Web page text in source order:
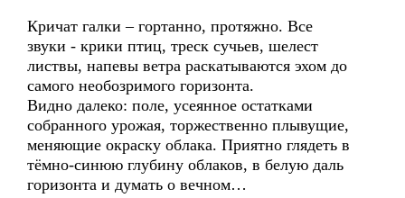
Кричат галки – гортанно, протяжно. Все
звуки - крики птиц, треск сучьев, шелест
листвы, напевы ветра раскатываются эхом до
самого необозримого горизонта.
Видно далеко: поле, усеянное остатками
собранного урожая, торжественно плывущие,
меняющие окраску облака. Приятно глядеть в
тёмно-синюю глубину облаков, в белую даль
горизонта и думать о вечном…